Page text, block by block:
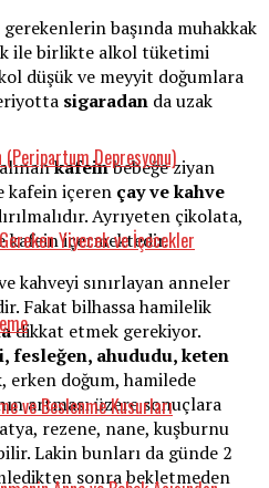
başında muhakkak
ile birlikte alkol tüketimi
düşük ve meyyit doğumlara
sigaradan da uzak
kafeinbebeğe ziyan
kafein içeren çay ve kahve
Ayrıyeten çikolata,
kafein içermektedir.
kahveyi sınırlayan anneler
Fakat bilhassa hamilelik
dikkat etmek gerekiyor.
fesleğen, ahududu, keten
erken doğum, hamilede
artması üzere sonuçlara
rezene, nane, kuşburnu
Lakin bunları da günde 2
sonra bekletmeden
(Peripartum Depresyonu)
Yiyecek ve İçecekler
ve Beslenme Kusurları